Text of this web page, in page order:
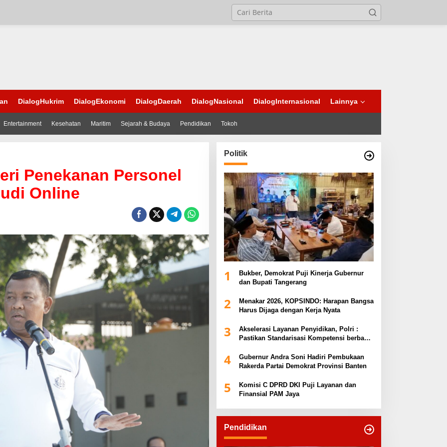
DialogHukrim DialogEkonomi DialogDaerah DialogNasional DialogInternasional Lainnya
Entertainment Kesehatan Maritim Sejarah & Budaya Pendidikan Tokoh
Penekanan Personel
Online
Politik
1
Bukber, Demokrat Puji Kinerja Gubernur
dan Bupati Tangerang
2
Menakar 2026, KOPSINDO: Harapan Bangsa
Harus Dijaga dengan Kerja Nyata
3
Akselerasi Layanan Penyidikan, Polri :
Pastikan Standarisasi Kompetensi berbasis
4
Gubernur Andra Soni Hadiri Pembukaan
Rakerda Partai Demokrat Provinsi Banten
5
Komisi C DPRD DKI Puji Layanan dan
Finansial PAM Jaya
Pendidikan